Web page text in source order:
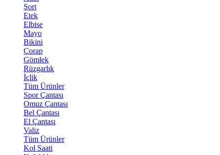
Şort
Etek
Elbise
Mayo
Bikini
Çorap
Gömlek
Rüzgarlık
İçlik
Tüm Ürünler
Spor Çantası
Omuz Çantası
Bel Çantası
El Çantası
Valiz
Tüm Ürünler
Kol Saati